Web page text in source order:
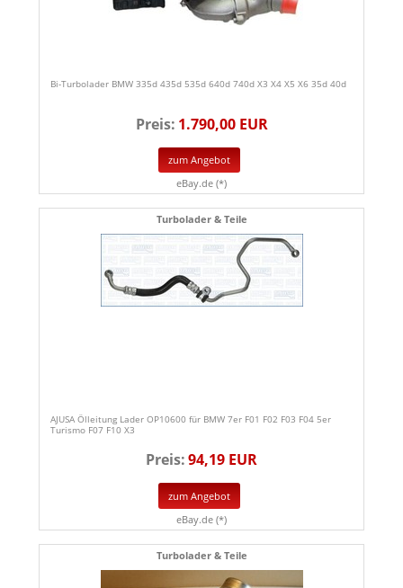
Bi-Turbolader BMW 335d 435d 535d 640d 740d X3 X4 X5 X6 35d 40d
Preis: 1.790,00 EUR
zum Angebot
eBay.de (*)
Turbolader & Teile
AJUSA Ölleitung Lader OP10600 für BMW 7er F01 F02 F03 F04 5er
Turismo F07 F10 X3
Preis:94,19 EUR
zum Angebot
eBay.de (*)
Turbolader & Teile